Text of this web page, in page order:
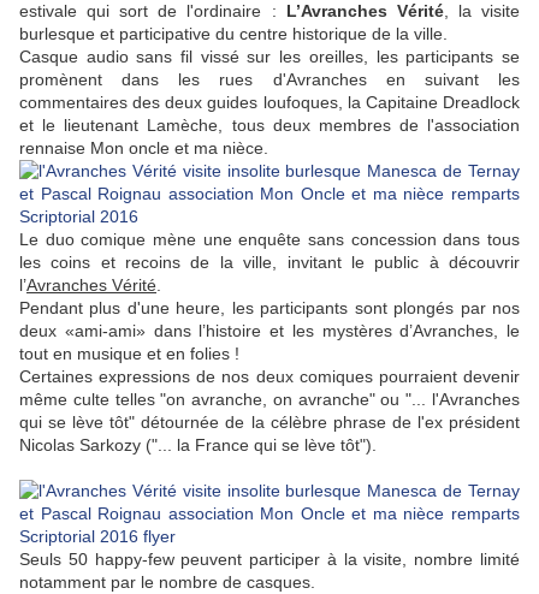
estivale qui sort de l'ordinaire : L’Avranches Vérité, la visite
burlesque et participative du centre historique de la ville.
Casque audio sans fil vissé sur les oreilles, les participants se
promènent dans les rues d'Avranches en suivant les
commentaires des deux guides loufoques, la Capitaine Dreadlock
et le lieutenant Lamèche, tous deux membres de l'association
rennaise Mon oncle et ma nièce.
Le duo comique mène une enquête sans concession dans tous
les coins et recoins de la ville, invitant le public à découvrir
l’Avranches Vérité
Pendant plus d'une heure, les participants sont plongés par nos
deux «ami-ami» dans l’histoire et les mystères d’Avranches, le
tout en musique et en folies !
Certaines expressions de nos deux comiques pourraient devenir
même culte telles "on avranche, on avranche" ou "... l'Avranches
qui se lève tôt" détournée de la célèbre phrase de l'ex président
Nicolas Sarkozy ("... la France qui se lève tôt").
Seuls 50 happy-few peuvent participer à la visite, nombre limité
notamment par le nombre de casques.